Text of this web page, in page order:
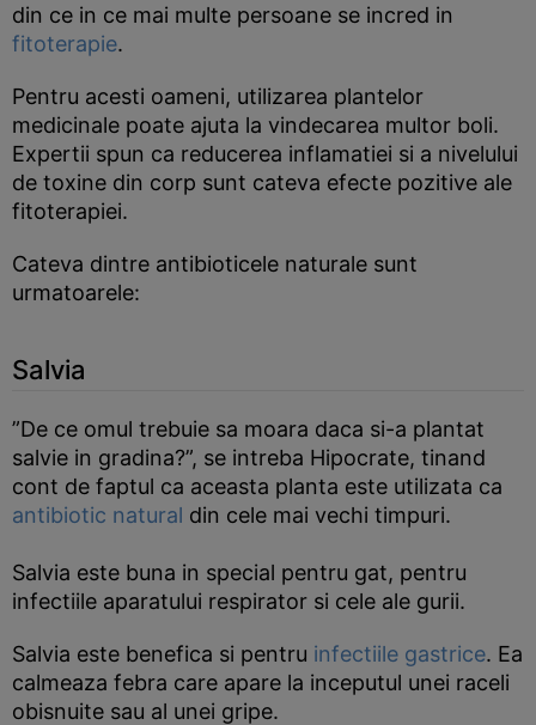
din ce in ce mai multe persoane se incred in
fitoterapie.
Pentru acesti oameni, utilizarea plantelor
medicinale poate ajuta la vindecarea multor boli.
Expertii spun ca reducerea inflamatiei si a nivelului
de toxine din corp sunt cateva efecte pozitive ale
fitoterapiei.
Cateva dintre antibioticele naturale sunt
urmatoarele:
Salvia
”De ce omul trebuie sa moara daca si-a plantat
salvie in gradina?”, se intreba Hipocrate, tinand
cont de faptul ca aceasta planta este utilizata ca
antibiotic natural din cele mai vechi timpuri.
Salvia este buna in special pentru gat, pentru
infectiile aparatului respirator si cele ale gurii.
Salvia este benefica si pentru infectiile gastrice. Ea
calmeaza febra care apare la inceputul unei raceli
obisnuite sau al unei gripe.